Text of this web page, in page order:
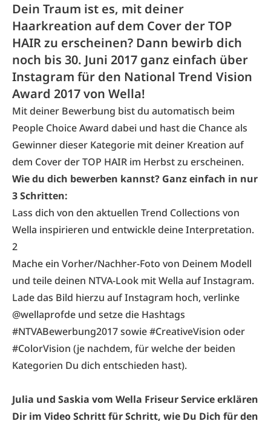
Dein Traum ist es, mit deiner
Haarkreation auf dem Cover der TOP
HAIR zu erscheinen? Dann bewirb dich
noch bis 30. Juni 2017 ganz einfach über
Instagram für den National Trend Vision
Award 2017 von Wella!
Mit deiner Bewerbung bist du automatisch beim
People Choice Award dabei und hast die Chance als
Gewinner dieser Kategorie mit deiner Kreation auf
dem Cover der TOP HAIR im Herbst zu erscheinen.
Wie du dich bewerben kannst? Ganz einfach in nur
3 Schritten:
Lass dich von den aktuellen Trend Collections von
Wella inspirieren und entwickle deine Interpretation.
2
Mache ein Vorher/Nachher-Foto von Deinem Modell
und teile deinen NTVA-Look mit Wella auf Instagram.
Lade das Bild hierzu auf Instagram hoch, verlinke
@wellaprofde und setze die Hashtags
#NTVABewerbung2017 sowie #CreativeVision oder
#ColorVision (je nachdem, für welche der beiden
Kategorien Du dich entschieden hast).
Julia und Saskia vom Wella Friseur Service erklären
Dir im Video Schritt für Schritt, wie Du Dich für den